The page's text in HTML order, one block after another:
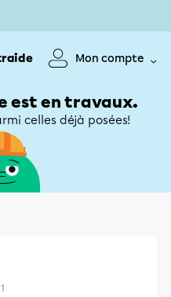
Mon compte
est en travaux.
celles déjà posées!